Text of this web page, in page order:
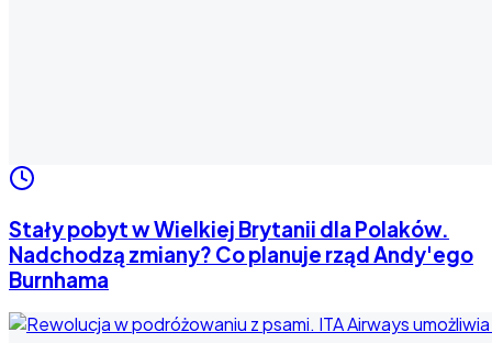
Stały pobyt w Wielkiej Brytanii dla Polaków.
Nadchodzą zmiany? Co planuje rząd Andy'ego
Burnhama